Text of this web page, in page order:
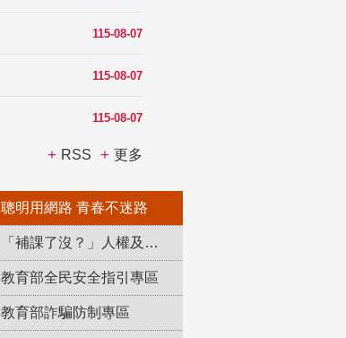
115-08-07
115-08-07
115-08-07
RSS 更多
聰明用網路 青春不迷路
「補課了沒？」人權及轉型正義教育專區
教育部全民安全指引專區
教育部詐騙防制專區